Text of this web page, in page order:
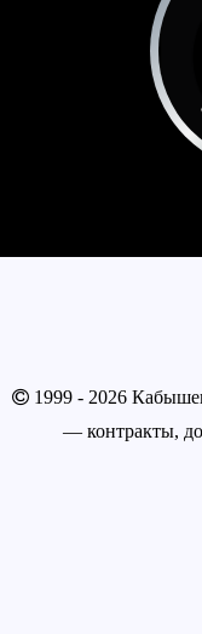
1999 - 2026
— контракты,